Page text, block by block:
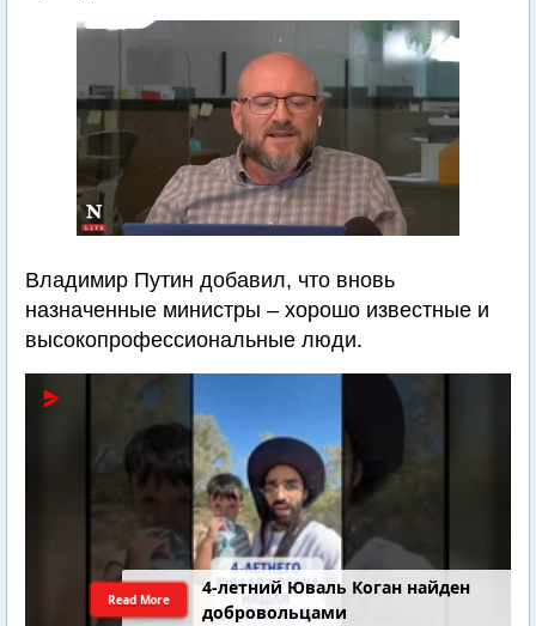
Владимир Путин добавил, что вновь
назначенные министры – хорошо известные и
высокопрофессиональные люди.
4-летний Юваль Коган найден
добровольцами
Read More